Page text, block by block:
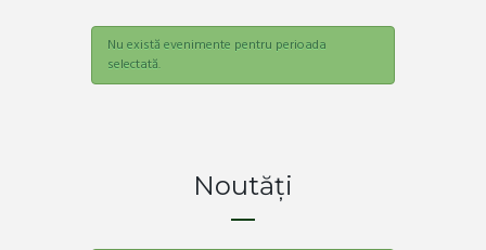
Nu există evenimente pentru perioada
selectată.
Noutăți